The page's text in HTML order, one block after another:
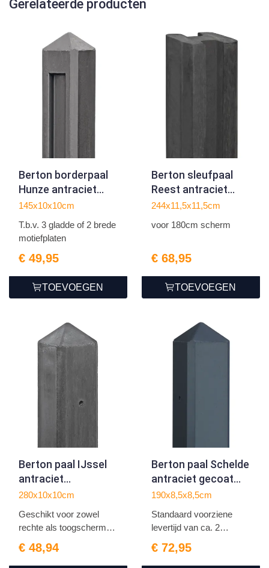
Gerelateerde producten
Berton borderpaal
Hunze antraciet
driewegsmodel 145
145x10x10cm
T.b.v. 3 gladde of 2 brede
motiefplaten
€ 49,95
TOEVOEGEN
Berton sleufpaal
Reest antraciet
hoekmodel 244
244x11,5x11,5cm
voor 180cm scherm
€ 68,95
TOEVOEGEN
Berton paal IJssel
antraciet
tussenmodel 280
280x10x10cm
Geschikt voor zowel
rechte als toogschermen
€ 48,94
Berton paal Schelde
antraciet gecoat
eindmodel 190
190x8,5x8,5cm
Standaard voorziene
levertijd van ca. 2
€ 72,95